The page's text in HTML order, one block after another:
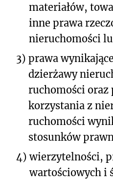
materiałów,
inne prawa
nieruchomości
3) prawa
dzierżawy
ruchomości oraz
korzystania z
ruchomości
stosunków
4) wierzytelności,
wartościowych i